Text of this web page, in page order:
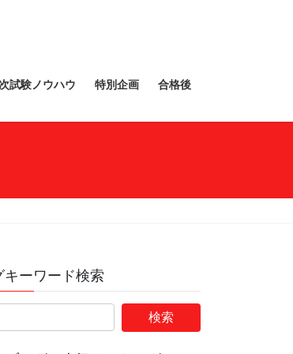
試験ノウハウ 特別企画 合格後
キーワード検索